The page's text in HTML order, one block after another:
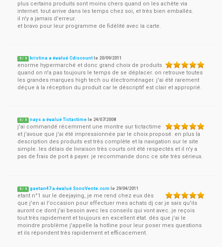
plus certains produits sont moins chers quand on les achète via
internet. tout arrive dans les temps chez soi, et très bien emballés.
il n'y a jamais d'erreur.
et bravo pour leur programme de fidélité avec la carte.
5 / 5 kristina a évalué Cdiscount le 20/09/2011
enorme hypermarché et donc grand choix de produits
quand on n'a pas toujours le temps de se déplacer. on retrouve toutes
les grandes marques high tech ou électroménager. j'ai été rarement
déçue à la réception du produit car le déscriptif est clair et approprié.
5 / 5 nays a évalué Tictactime le 24/07/2008
j'ai commandé récemment une montre sur tictactime
et j'avoue que j'ai été impressionnée par le choix proposé. en plus la
description des produits est très complète et la navigation sur le site
simple. les délais de livraison très courts ont été respectés et il n'y a
pas de frais de port à payer. je recommande donc ce site très sérieux.
5 / 5 gaetan47 a évalué SonoVente.com le 29/04/2011
etant n°1 sur le deejaying, je me rend chez eux dès
que j'en ai l'occasion pour effectuer mes achats dj car je sais qu'ils
auront ce dont j'ai besoin avec les conseils qui vont avec..je reçois
tout très rapidement et toujours en excellent état. dès que j'ai le
moindre problème j'appelle la hotline pour leur poser mes questions
et ils répondent très rapidement et efficacement.